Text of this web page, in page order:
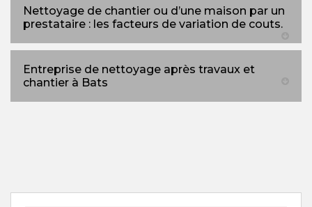
Nettoyage de chantier ou d’une maison par un
prestataire : les facteurs de variation de couts.
Entreprise de nettoyage après travaux et
chantier à Bats